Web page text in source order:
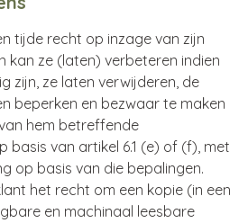
tijde recht op inzage van zijn
kan ze (laten) verbeteren indien
zijn, ze laten verwijderen, de
beperken en bezwaar te maken
hem betreffende
basis van artikel 6.1 (e) of (f), met
op basis van die bepalingen.
het recht om een kopie (in een
en machinaal leesbare